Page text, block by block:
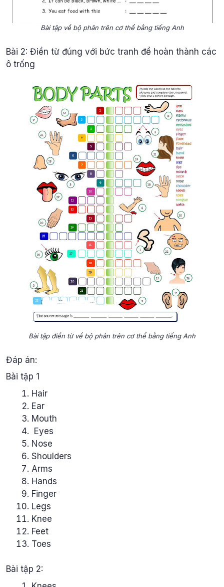
Bài tập về bộ phân trên cơ thể bằng tiếng Anh
Bài 2: Điền từ đúng với bức tranh để hoàn thành các
ô trống
Bài tập điền từ về bộ phân trên cơ thể bằng tiếng Anh
Đáp án:
Bài tập 1
Hair
Ear
Mouth
Eyes
Nose
Shoulders
Arms
Hands
Finger
Legs
Knee
Feet
Toes
Bài tập 2: